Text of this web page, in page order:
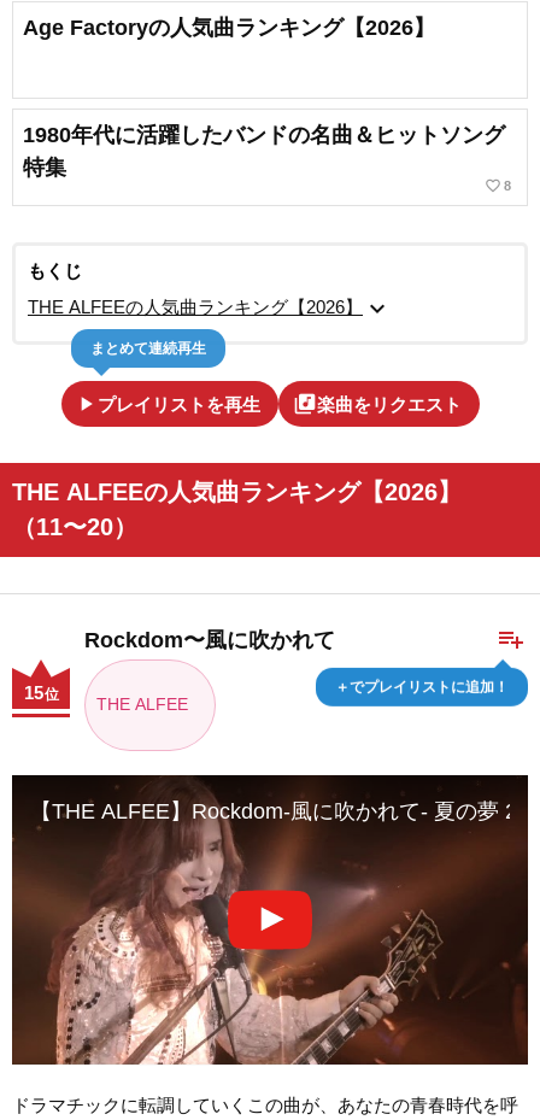
Age Factoryの人気曲ランキング【2026】
1980年代に活躍したバンドの名曲＆ヒットソング
特集
favorite_border 8
もくじ
THE ALFEEの人気曲ランキング【2026】
expand_more
play_arrow プレイリストを再生
まとめて連続再生
library_music楽曲をリクエスト
THE ALFEEの人気曲ランキング【2026】
（11〜20）
playlist_add
＋でプレイリストに追加！
Rockdom〜風に吹かれて
THE ALFEE
15位
【THE ALFEE】Rockdom-風に吹かれて- 夏の夢
ドラマチックに転調していくこの曲が、あなたの青春時代を呼